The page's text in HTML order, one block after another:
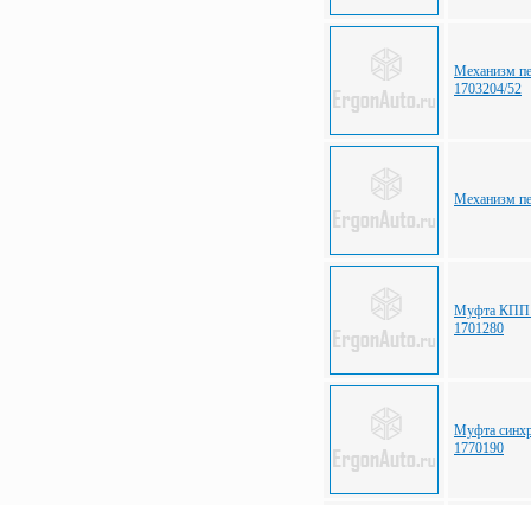
Механизм
1703204/52
Механизм
Муфта КПП
1701280
Муфта
1770190